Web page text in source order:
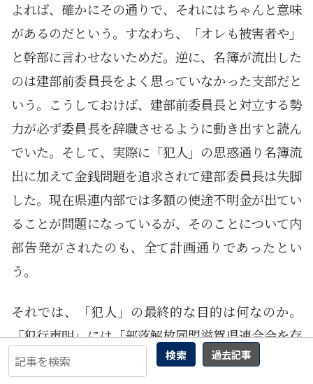
検索 過去記事
よれば、確かにその通りで、それにはちゃんと意味
があるのだという。すなわち、「オレも被害者や」
と幹部に言わせないためだ。逆に、名簿が流出した
のは建部前委員長をよく思っていなかった支部だと
いう。こうしておけば、建部前委員長と対立する勢
力が必ず委員長を辞職させるように動き出すと読ん
でいた。そして、実際に「犯人」の思惑通り名簿流
出に加えて金銭問題を追求されて建部委員長は失脚
した。現在県連内部では多額の使途不明金が出てい
ることが問題になっているが、そのことについて内
部告発がされたのも、全て計画通りであったとい
う。
それでは、「犯人」の最終的な目的は何なのか。
「犯行声明」には「部落解放同盟滋賀県連合会を存
在させる必要はない」「部落解放同盟滋賀県連合会